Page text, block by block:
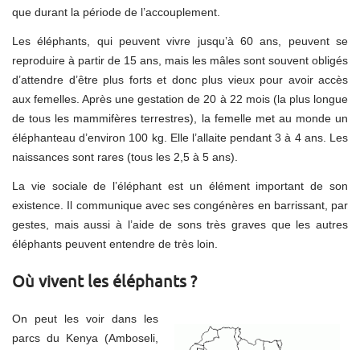
que durant la période de l’accouplement.
Les éléphants, qui peuvent vivre jusqu’à 60 ans, peuvent se
reproduire à partir de 15 ans, mais les mâles sont souvent obligés
d’attendre d’être plus forts et donc plus vieux pour avoir accès
aux femelles. Après une gestation de 20 à 22 mois (la plus longue
de tous les mammifères terrestres), la femelle met au monde un
éléphanteau d’environ 100 kg. Elle l’allaite pendant 3 à 4 ans. Les
naissances sont rares (tous les 2,5 à 5 ans).
La vie sociale de l’éléphant est un élément important de son
existence. Il communique avec ses congénères en barrissant, par
gestes, mais aussi à l’aide de sons très graves que les autres
éléphants peuvent entendre de très loin.
Où vivent les éléphants ?
On peut les voir dans les
parcs du Kenya (Amboseli,